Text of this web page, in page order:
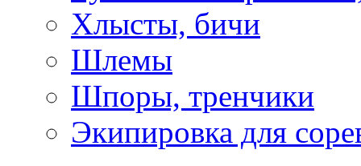
Хлысты, бичи
Шлемы
Шпоры, тренчики
Экипировка для